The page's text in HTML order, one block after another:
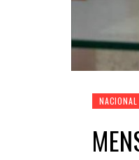
NACIONAL